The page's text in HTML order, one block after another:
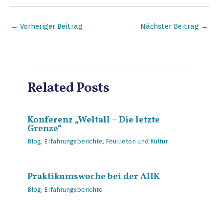
← Vorheriger Beitrag Nächster Beitrag →
Related Posts
Konferenz „Weltall – Die letzte
Grenze“
Blog, Erfahrungsberichte, Feuilleton und Kultur
Praktikumswoche bei der AHK
Blog, Erfahrungsberichte